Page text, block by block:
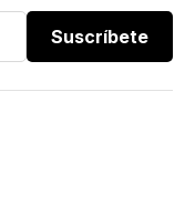
Suscríbete